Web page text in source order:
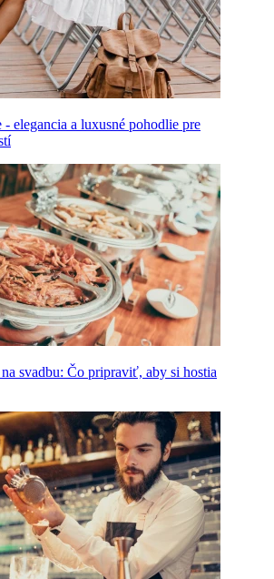
- elegancia a luxusné pohodlie pre
svadbu: Čo pripraviť, aby si hostia